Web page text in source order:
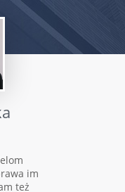
im
też